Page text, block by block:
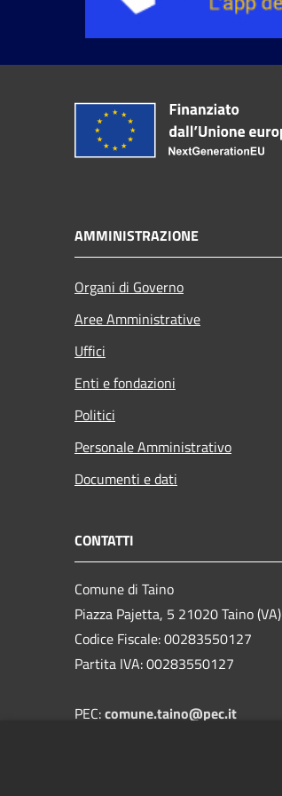
AMMINISTRAZIONE
Organi di Governo
Aree Amministrative
Uffici
Enti e fondazioni
Politici
Personale Amministrativo
Documenti e dati
CONTATTI
Comune di Taino
Piazza Pajetta, 5 21020 Taino (VA)
Codice Fiscale: 00283550127
Partita IVA: 00283550127
PEC:comune.taino@pec.it